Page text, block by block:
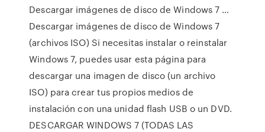
Descargar imágenes de disco de Windows 7 …
Descargar imágenes de disco de Windows 7
(archivos ISO) Si necesitas instalar o reinstalar
Windows 7, puedes usar esta página para
descargar una imagen de disco (un archivo
ISO) para crear tus propios medios de
instalación con una unidad flash USB o un DVD.
DESCARGAR WINDOWS 7 (TODAS LAS